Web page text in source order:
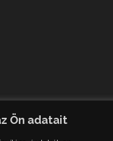
Ön adatait